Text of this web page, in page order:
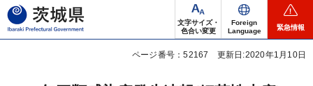
茨城県
文字サイズ・
色合い変更
Foreign
Language
緊急情報
ページ番号：52167 更新日:2020年1月10日